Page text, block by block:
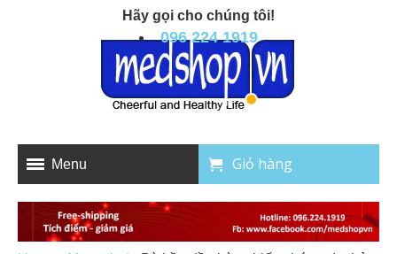
Menu Giỏ hàng
Hãy gọi cho chúng tôi!
096 224 1919